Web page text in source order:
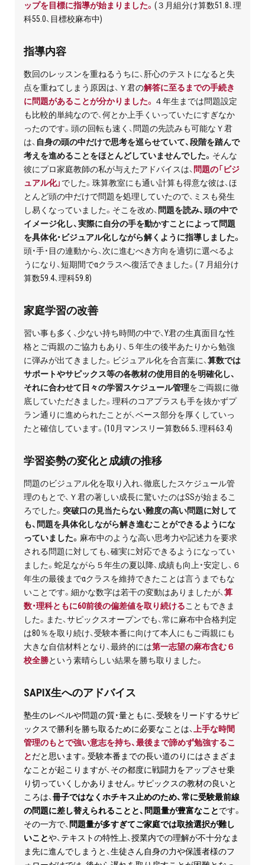
0120-11-3967
お問い合わせ・資料請求
無料体験授業とは
ップを目標に指導が始まりました。 (３月組分け算数51.8、理
科55.0、目標校麻布中)
指導内容
数回のレッスンを重ねるうちに、肝心のテストになると失
点を重ねてしまう原因は、Ｙ君の解答に至るまでの手続き
に問題があることが分かりました。 ４年生までは問題設定
も比較的単純なので、何とか上手くいっていたにすぎなか
ったのです。頭の回転も速く、問題の先読みも可能なＹ君
は、 自身の頭の中だけで思考を巡らせていて、段階を踏んで
考えを進めることをほとんどしていませんでした。 そんな
彼にプロ家庭教師の私が与えたアドバイスは、 問題の「ビジ
ュアル化」 でした。珠算教室にも通い計算も得意な彼は、ほ
とんど頭の中だけで問題を処理していたので、ミスも発生
し易くなっていました。そこを改め、 問題を読み、頭の中で
イメージ化し、実際に自分の手を動かすことによって問題
を具体化・ビジュアル化しながら解くように指導しました。
頭・手・目の連動から、次に進むべき方向を適切に選べるよ
うになり、短期間でαクラスへ復活できました。(７月組分け
算数59.4、理科59.8)
家庭学習の改善
習い事も多く、少ない持ち時間の中で、Y君の生真面目な性
格とご両親のご協力もあり、５年生の後半あたりから勉強
に弾みが出てきました。ビジュアル化を合言葉に、算数では
サポートやサピックス等の各教材の使用目的を明確化し、
それに合わせて日々の学習スケジュール管理をご両親に徹
底していただきました。理科のコアプラスも手を抜かずプ
ラン通りに進められたことが、ベース部分を厚くしていっ
たと確信しています。(10月マンスリー算数66.5、理科63.4)
学習姿勢の変化と成績の推移
問題のビジュアル化を取り入れ、徹底したスケジュール管
理のもとで、Ｙ君の著しい成長に驚いたのはSSが始まるこ
ろでした。 突破口の見当たらない難度の高い問題に対して
も、問題を具体化しながら解き進むことができるようにな
っていました。 麻布中のような高い思考力や記述力を要求
される問題に対しても、確実に対応できるようになってい
ました。蛇足ながら５年生の夏以降、成績も向上・安定し、６
年生の最後までαクラスを維持できたことは言うまでもな
いことです。細かな数字は若干の変動はありましたが、算
数・理科ともに60前後の偏差値を取り続けることもできま
した。また、サピックスオープンでも、常に麻布中合格判定
は80％を取り続け、受験本番に向けて本人にもご両親にも
大きな自信材料となり、最終的には第一志望の麻布含む６
校全勝という素晴らしい結果を勝ち取りました。
SAPIX生へのアドバイス
塾生のレベルや問題の質・量ともに、受験をリードするサピ
ックスで勝利を勝ち取るために必要なことは、
上手な時間
管理のもとで強い意志を持ち、最後まで諦めず勉強するこ
とだと思います。受験本番までの長い道のりにはさまざま
なことが起こりますが、その都度に戦闘力をアップさせ乗
り切っていくしかありません。サピックスの教材の良いと
ころは、冊子ではなくホチキス止めのため、常に受験最前線
の問題に差し替えられることと、問題量が豊富なことです。
その一方で、 問題量が多すぎてご家庭では取捨選択が難し
いことや、テキストの特性上、授業内での理解が不十分なま
ま先に進んでしまうと、生徒さん自身の力や保護者様のフ